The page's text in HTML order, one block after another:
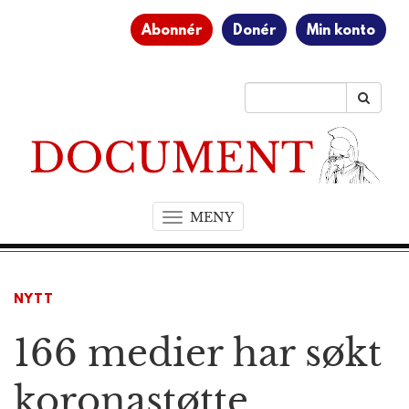
Abonnér Donér Min konto
MENYT
o
n
a
i
NYTT
166 medier har søkt